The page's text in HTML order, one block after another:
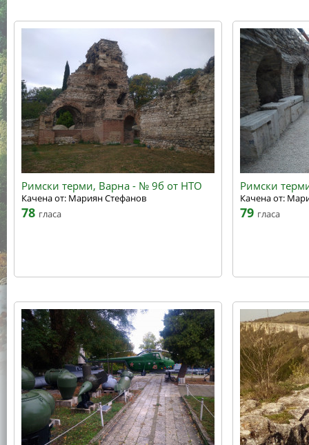
Римски терми, Варна - № 9б от НТО
Качена от: Мариян Стефанов
78 гласа
Римски
Качена от:
79 гласа